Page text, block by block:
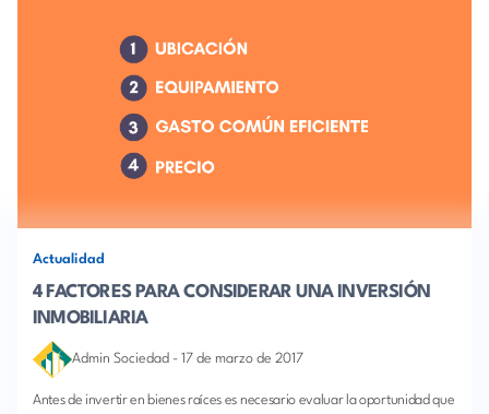
Actualidad
4 FACTORES PARA CONSIDERAR UNA INVERSIÓN
INMOBILIARIA
Admin Sociedad - 17 de marzo de 2017
Antes de invertir en bienes raíces es necesario evaluar la oportunidad que